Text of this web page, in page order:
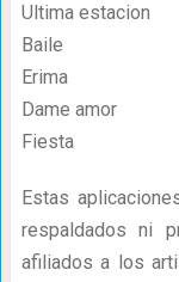
Ultima estacion
Baile
Erima
Dame amor
Fiesta
Estas
respaldados ni
afiliados a los